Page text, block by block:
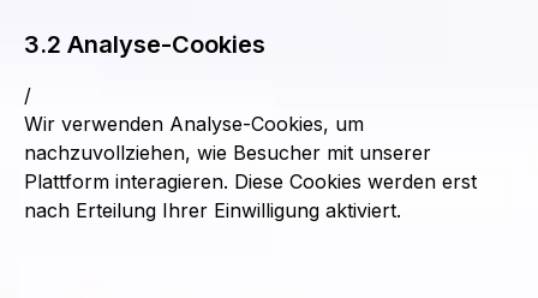
3.2 Analyse-Cookies
/
Wir verwenden Analyse-Cookies, um
nachzuvollziehen, wie Besucher mit unserer
Plattform interagieren. Diese Cookies werden erst
nach Erteilung Ihrer Einwilligung aktiviert.